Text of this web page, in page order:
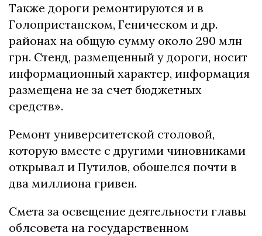
Также дороги ремонтируются и в
Голопристанском, Геническом и др.
районах на общую сумму около 290 млн
грн. Стенд, размещенный у дороги, носит
информационный характер, информация
размещена не за счет бюджетных
средств».
Ремонт университетской столовой,
которую вместе с другими чиновниками
открывал и Путилов, обошелся почти в
два миллиона гривен.
Смета за освещение деятельности главы
облсовета на государственном